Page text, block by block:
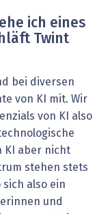
ich eines
Twint
bei diversen
von KI mit. Wir
von KI also
KI aber nicht
stehen stets
sich also ein
und